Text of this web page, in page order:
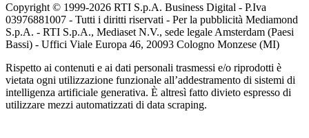
Copyright © 1999-2026 RTI S.p.A. Business Digital - P.Iva
03976881007 - Tutti i diritti riservati - Per la pubblicità Mediamond
S.p.A. - RTI S.p.A., Mediaset N.V., sede legale Amsterdam (Paesi
Bassi) - Uffici Viale Europa 46, 20093 Cologno Monzese (MI)
Rispetto ai contenuti e ai dati personali trasmessi e/o riprodotti è
vietata ogni utilizzazione funzionale all’addestramento di sistemi di
intelligenza artificiale generativa. È altresì fatto divieto espresso di
utilizzare mezzi automatizzati di data scraping.